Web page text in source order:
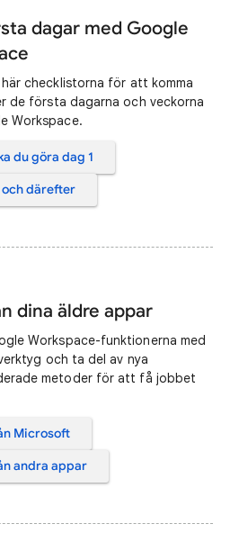
dagar med Google
checklistorna för att komma
de första dagarna och veckorna
Workspace.
du göra dag 1
och därefter
dina äldre appar
Workspace-funktionerna med
och ta del av nya
metoder för att få jobbet
Microsoft
andra appar